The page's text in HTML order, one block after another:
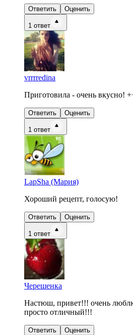
Ответить Оценить
1 ответ
vrrrredina
Приготовила - очень вкусно!
Ответить Оценить
1 ответ
LapSha (Мария)
Хороший рецепт, голосую!
Ответить Оценить
1 ответ
Черешенка
Настюш, привет!!! очень
просто отличный!!!
Ответить Оценить